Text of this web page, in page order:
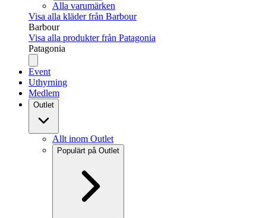
Alla varumärken
Visa alla kläder från Barbour
Barbour
Visa alla produkter från Patagonia
Patagonia
Event
Uthyrning
Medlem
Outlet
Allt inom Outlet
Populärt på Outlet